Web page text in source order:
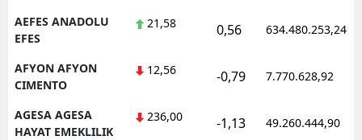
AEFES ANADOLU
EFES
21,58 0,56 634.480.253,24
AFYON AFYON
CIMENTO
12,56 -0,79 7.770.628,92
AGESA AGESA
HAYAT EMEKLILIK
236,00 -1,13 49.260.444,90